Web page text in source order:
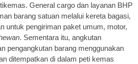
General cargo dan layanan BHP
barang satuan melalui kereta bagasi,
untuk pengiriman paket umum, motor,
. Sementara itu, angkutan
pengangkutan barang menggunakan
ditempatkan di dalam peti kemas